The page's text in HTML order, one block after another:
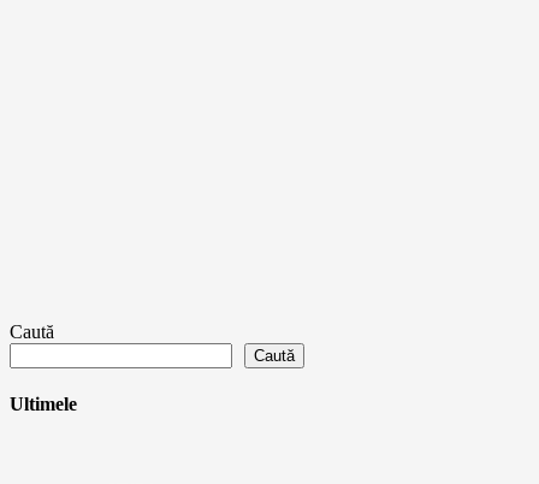
Caută
Caută
Ultimele